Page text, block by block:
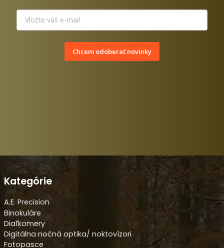
Chcem odoberať novinky
Kategórie
A.E. Precision
Binokuláre
Diaľkomery
Digitálna nočná optika/ noktovízori
Fotopasce